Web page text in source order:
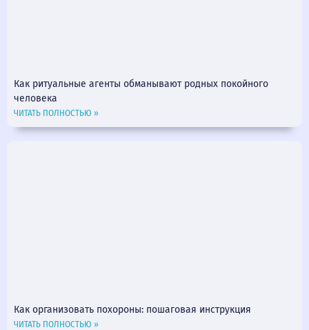
Как ритуальные агенты обманывают родных покойного
человека
ЧИТАТЬ ПОЛНОСТЬЮ »
Как организовать похороны: пошаговая инструкция
ЧИТАТЬ ПОЛНОСТЬЮ »